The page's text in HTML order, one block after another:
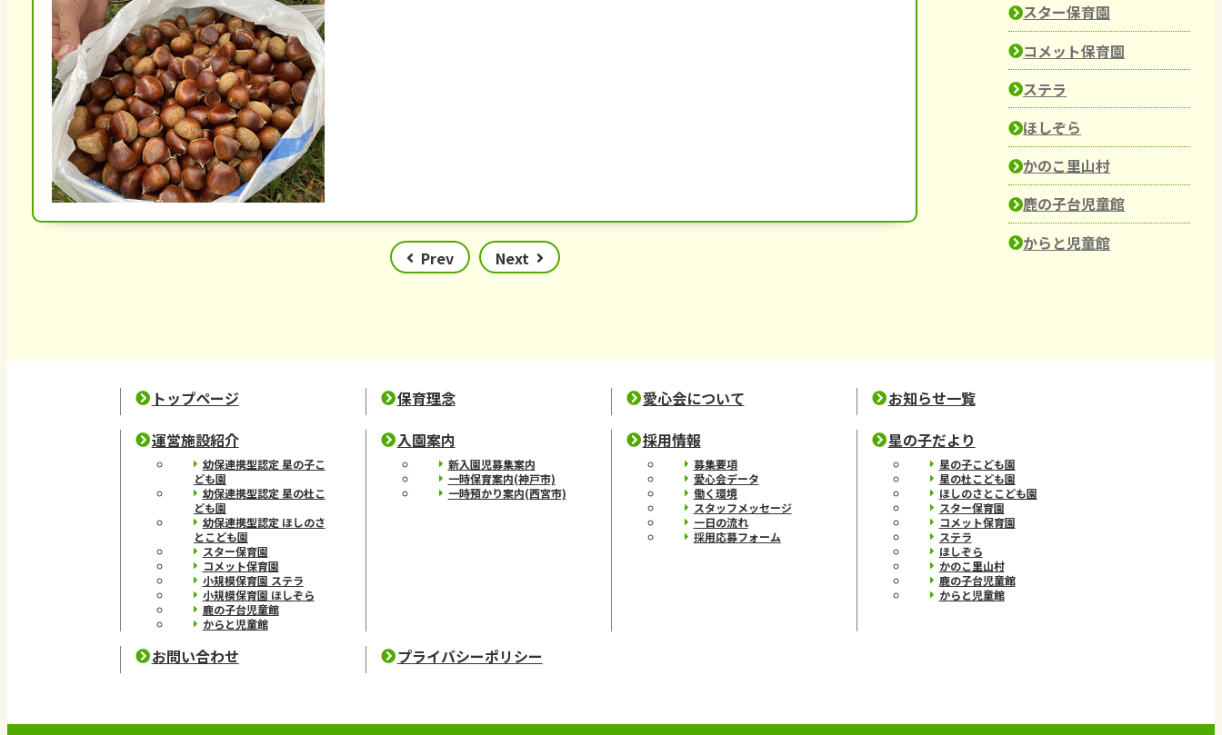
Prev Next
スター保育園
コメット保育園
ステラ
ほしぞら
かのこ里山村
鹿の子台児童館
からと児童館
トップページ 保育理念 愛心会について
お知らせ一覧
運営施設紹介
幼保連携型認定 星の子こ
ども園
幼保連携型認定 星の杜こ
ども園
幼保連携型認定 ほしのさ
とこども園
スター保育園
コメット保育園
小規模保育園 ステラ
小規模保育園 ほしぞら
鹿の子台児童館
からと児童館
入園案内
新入園児募集案内
一時保育案内(神戸市)
一時預かり案内(西宮市)
採用情報
募集要項
愛心会データ
働く環境
スタッフメッセージ
一日の流れ
採用応募フォーム
星の子だより
星の子こども園
星の杜こども園
ほしのさとこども園
スター保育園
コメット保育園
ステラ
ほしぞら
かのこ里山村
鹿の子台児童館
からと児童館
お問い合わせ プライバシーポリシー